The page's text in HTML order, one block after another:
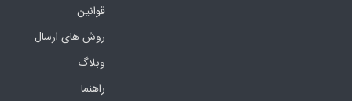
قوانین
روش های ارسال
وبلاگ
راهنما